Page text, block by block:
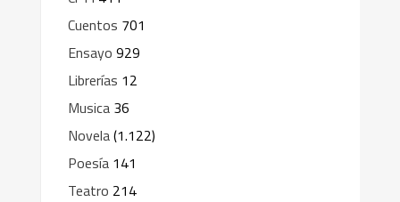
Cuentos 701
Ensayo 929
Librerías 12
Musica 36
Novela(1.122)
Poesía 141
Teatro 214